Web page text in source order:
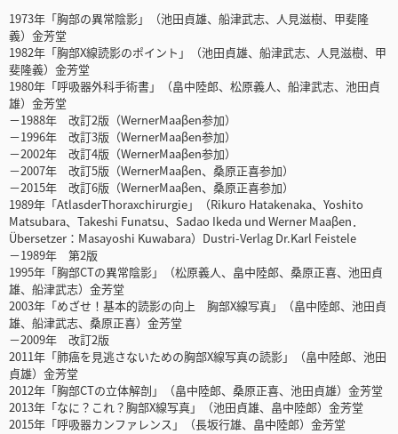
1973年「胸部の異常陰影」（池田貞雄、船津武志、人見滋樹、甲斐隆
義）金芳堂
1982年「胸部X線読影のポイント」（池田貞雄、船津武志、人見滋樹、甲
斐隆義）金芳堂
1980年「呼吸器外科手術書」（畠中陸郎、松原義人、船津武志、池田貞
雄）金芳堂
－1988年 改訂2版（WernerMaaβen参加）
－1996年 改訂3版（WernerMaaβen参加）
－2002年 改訂4版（WernerMaaβen参加）
－2007年 改訂5版（WernerMaaβen、桑原正喜参加）
－2015年 改訂6版（WernerMaaβen、桑原正喜参加）
1989年「AtlasderThoraxchirurgie」（Rikuro Hatakenaka、Yoshito
Matsubara、Takeshi Funatsu、Sadao Ikeda und Werner Maaβen．
Übersetzer：Masayoshi Kuwabara）Dustri-Verlag Dr.Karl Feistele
－1989年 第2版
1995年「胸部CTの異常陰影」（松原義人、畠中陸郎、桑原正喜、池田貞
雄、船津武志）金芳堂
2003年「めざせ！基本的読影の向上 胸部X線写真」（畠中陸郎、池田貞
雄、船津武志、桑原正喜）金芳堂
－2009年 改訂2版
2011年「肺癌を見逃さないための胸部X線写真の読影」（畠中陸郎、池田
貞雄）金芳堂
2012年「胸部CTの立体解剖」（畠中陸郎、桑原正喜、池田貞雄）金芳堂
2013年「なに？これ？胸部X線写真」（池田貞雄、畠中陸郎）金芳堂
2015年「呼吸器カンファレンス」（長坂行雄、畠中陸郎）金芳堂